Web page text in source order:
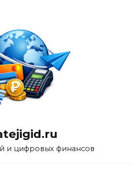
и цифровых финансов